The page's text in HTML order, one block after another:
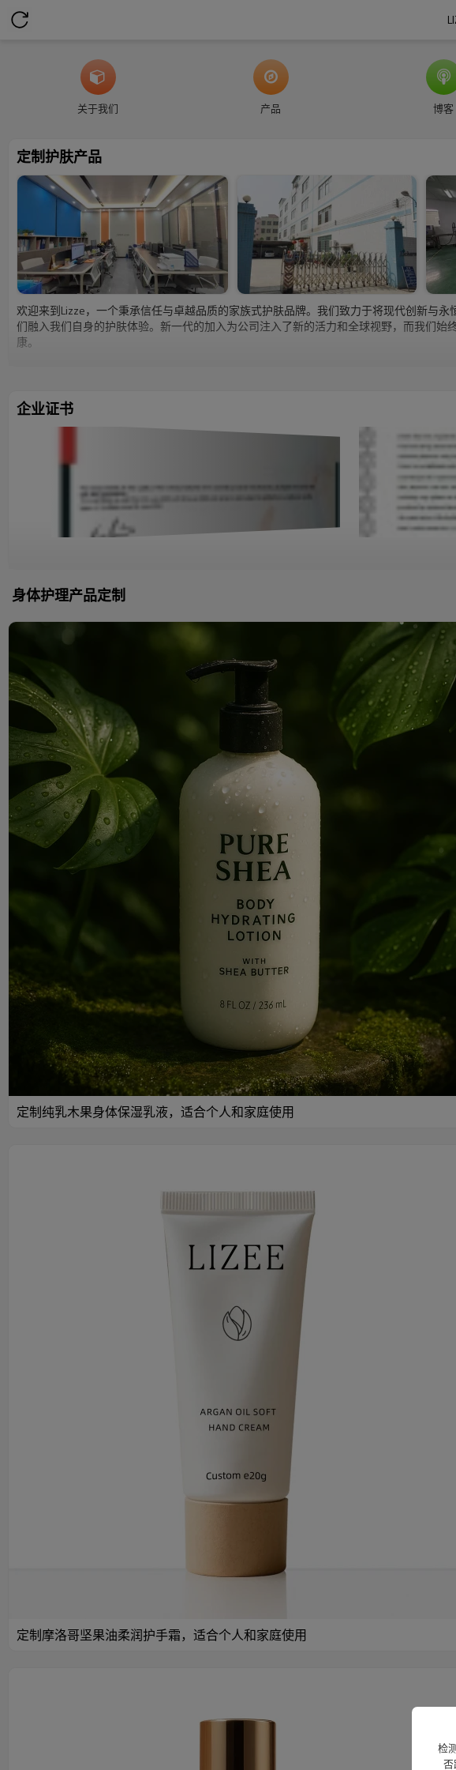
关于我们 产品 博客
定制护肤产品
欢迎来到Lizze，一个秉承信任与卓越品质的家族式护肤品牌。我们致力于将现代创新与
们融入我们自身的护肤体验。新一代的加入为公司注入了新的活力和全球视野，而我们
康。
企业证书
身体护理产品定制
定制纯乳木果身体保湿乳液，适合个人和家庭使用
定制摩洛哥坚果油柔润护手霜，适合个人和家庭使用
检
否